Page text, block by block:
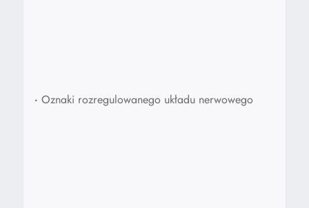
• Oznaki rozregulowanego układu nerwowego